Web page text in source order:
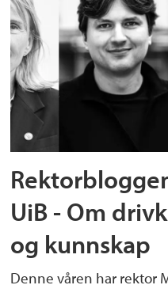
UiB - Om
og kunnskap
Denne våren har rektor